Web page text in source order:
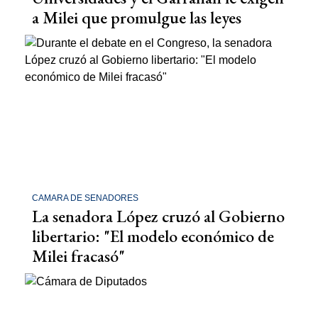
a Milei que promulgue las leyes
CAMARA DE SENADORES
La senadora López cruzó al Gobierno
libertario: "El modelo económico de
Milei fracasó"